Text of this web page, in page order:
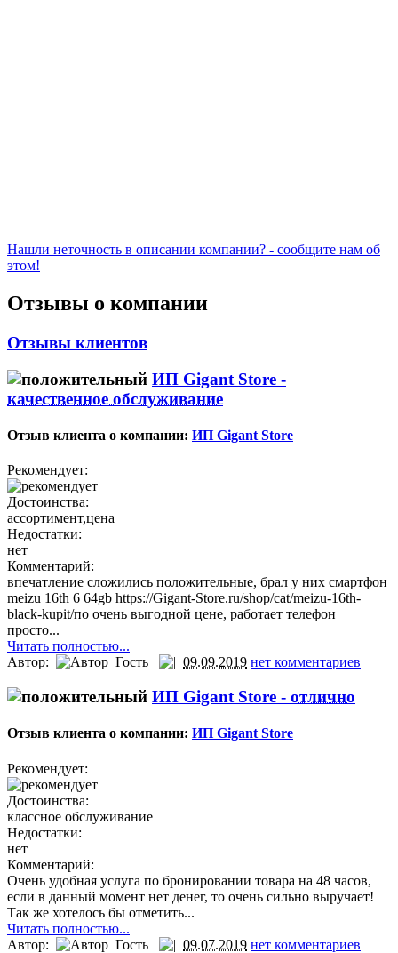
Нашли неточность в описании компании? - сообщите нам об
этом!
Отзывы о компании
Отзывы клиентов
ИП Gigant Store -
качественное обслуживание
Отзыв клиента о компании: ИП Gigant Store
Рекомендует:
Достоинства:
ассортимент,цена
Недостатки:
нет
Комментарий:
впечатление сложились положительные, брал у них смартфон
meizu 16th 6 64gb https://Gigant-Store.ru/shop/cat/meizu-16th-
black-kupit/по очень выгодной цене, работает телефон
просто...
Читать полностью...
Автор:
Гость 09.09.2019 нет комментариев
ИП Gigant Store - отлично
Отзыв клиента о компании: ИП Gigant Store
Рекомендует:
Достоинства:
классное обслуживание
Недостатки:
нет
Комментарий:
Очень удобная услуга по бронировании товара на 48 часов,
если в данный момент нет денег, то очень сильно выручает!
Так же хотелось бы отметить...
Читать полностью...
Автор:
Гость 09.07.2019 нет комментариев